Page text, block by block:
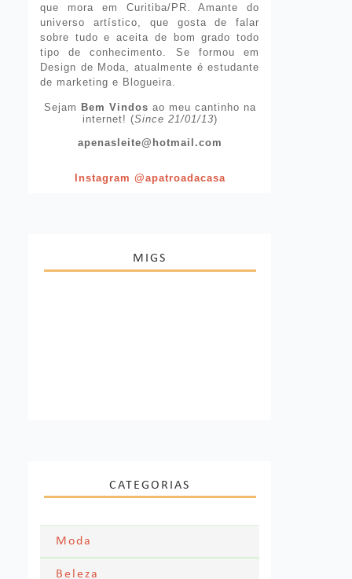
que mora em Curitiba/PR. Amante do
universo artístico, que gosta de falar
sobre tudo e aceita de bom grado todo
tipo de conhecimento. Se formou em
Design de Moda, atualmente é estudante
de marketing e Blogueira.
Sejam Bem Vindos ao meu cantinho na
internet! (Since 21/01/13)
apenasleite@hotmail.com
Instagram @apatroadacasa
MIGS
CATEGORIAS
Moda
Moda Festa
Beleza